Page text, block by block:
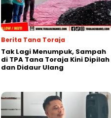
Berita Tana Toraja
Tak Lagi Menumpuk, Sampah
di TPA Tana Toraja Kini Dipilah
dan Didaur Ulang